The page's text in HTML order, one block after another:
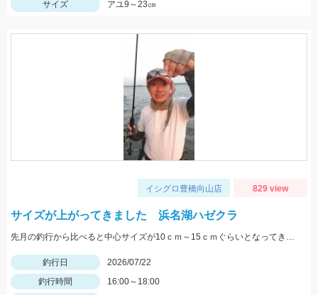
サイズ
アユ9～23㎝
イシグロ豊橋向山店 829 view
サイズが上がってきました 浜名湖ハゼクラ
先月の釣行から比べると中心サイズが10ｃｍ～15ｃｍぐらいとなってきています カラーローテーションが釣果を伸ばすコツです
釣行日
2026/07/22
釣行時間
16:00～18:00